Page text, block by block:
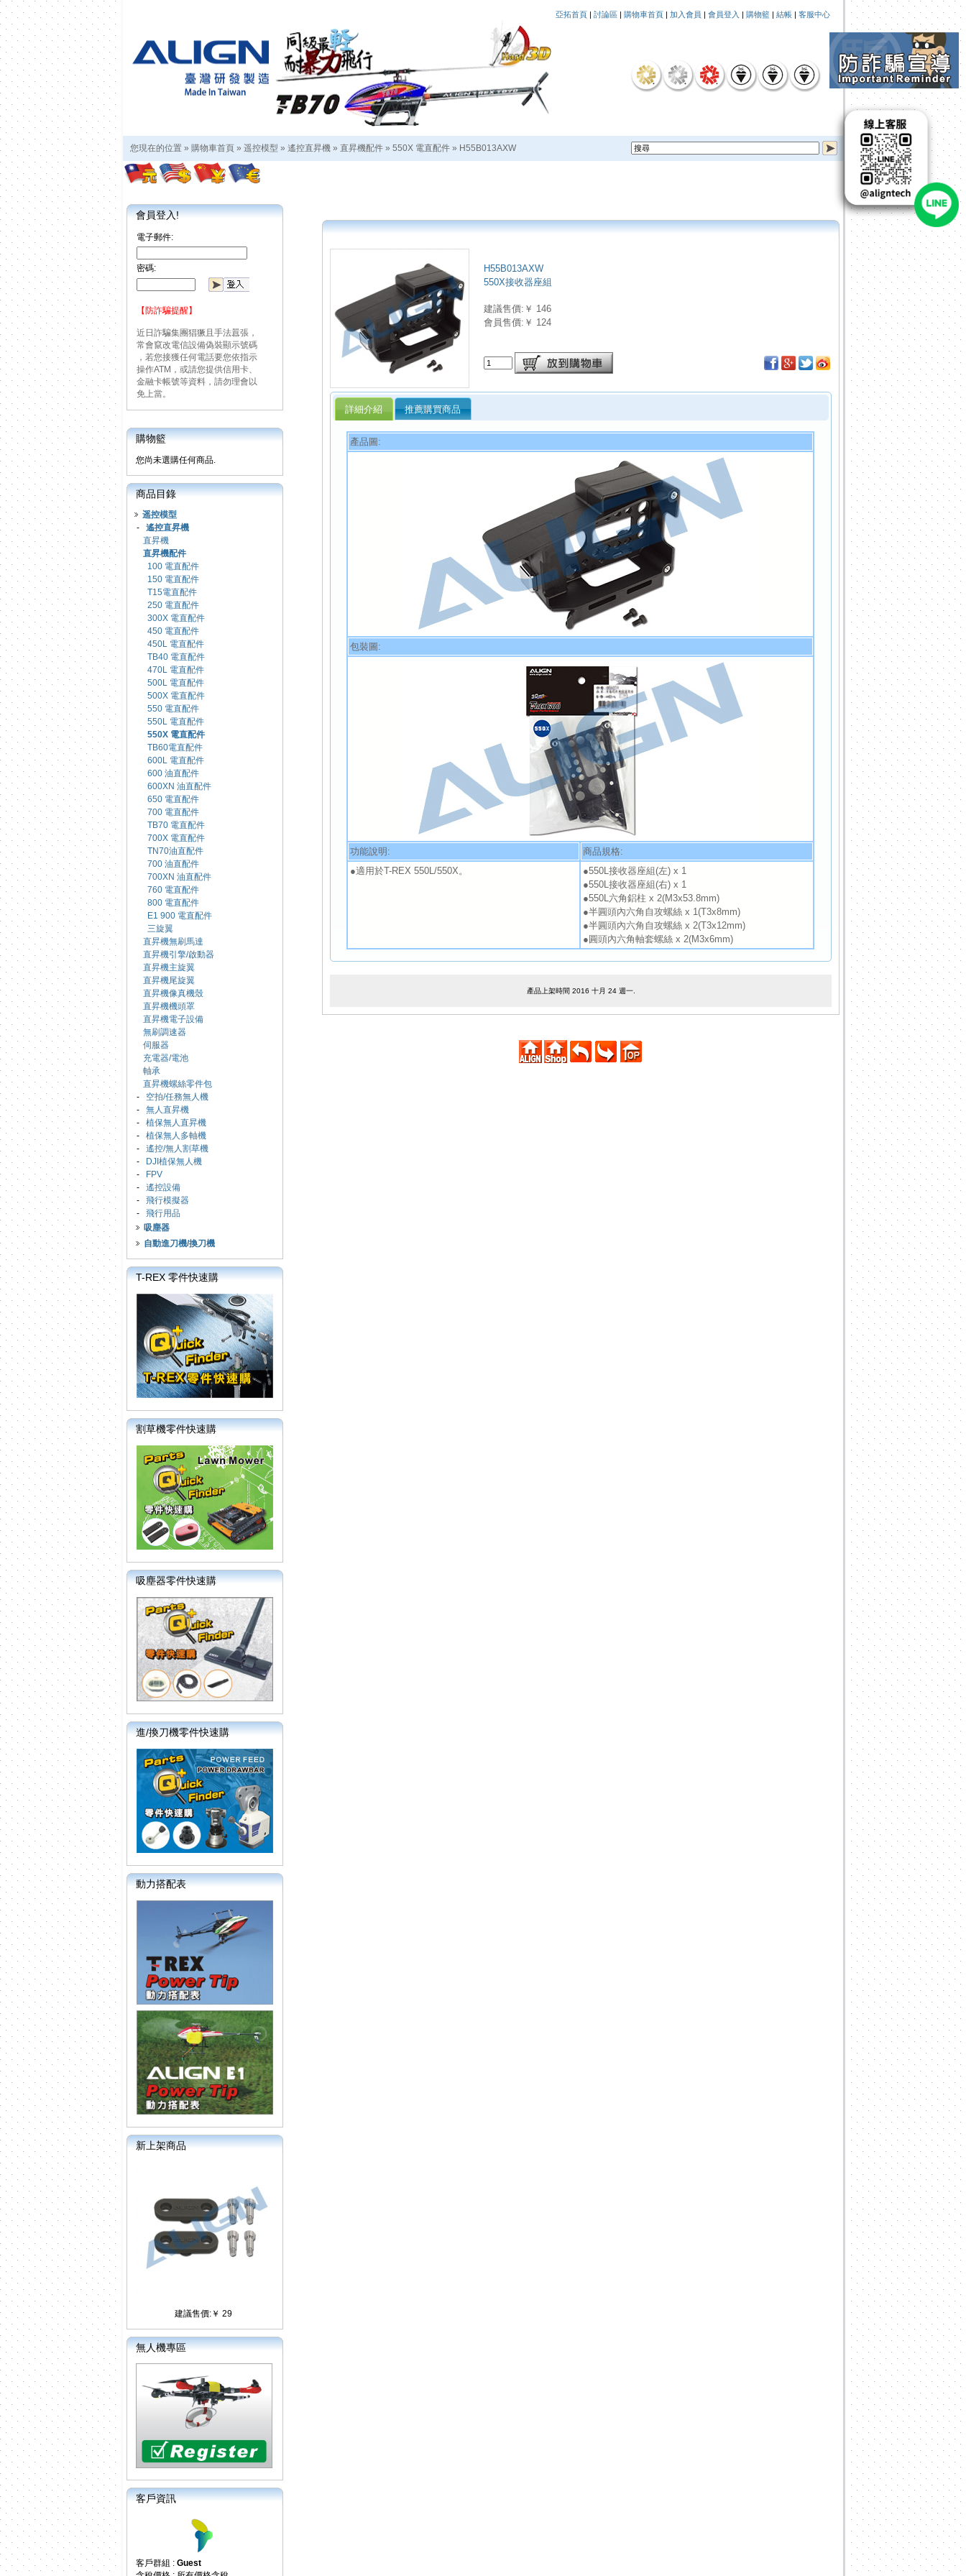
亞拓首頁 | 討論區 | 購物車首頁 | 加入會員 | 會員登入 | 購物籃 | 結帳 | 客服中心
您現在的位置 » 購物車首頁 » 遥控模型 » 遙控直昇機 » 直昇機配件 » 550X 電直配件 » H55B013AXW
會員登入!
電子郵件:
密碼:
【防詐騙提醒】
近日詐騙集團猖獗且手法囂張，
常會竄改電信設備偽裝顯示號碼
，若您接獲任何電話要您依指示
操作ATM，或請您提供信用卡、
金融卡帳號等資料，請勿理會以
免上當。
購物籃
您尚未選購任何商品.
商品目錄
遥控模型
- 遙控直昇機
直昇機
直昇機配件
100 電直配件
150 電直配件
T15電直配件
250 電直配件
300X 電直配件
450 電直配件
450L 電直配件
TB40 電直配件
470L 電直配件
500L 電直配件
500X 電直配件
550 電直配件
550L 電直配件
550X 電直配件
TB60電直配件
600L 電直配件
600 油直配件
600XN 油直配件
650 電直配件
700 電直配件
TB70 電直配件
700X 電直配件
TN70油直配件
700 油直配件
700XN 油直配件
760 電直配件
800 電直配件
E1 900 電直配件
三旋翼
直昇機無刷馬達
直昇機引擎/啟動器
直昇機主旋翼
直昇機尾旋翼
直昇機像真機殼
直昇機機頭罩
直昇機電子設備
無刷調速器
伺服器
充電器/電池
軸承
直昇機螺絲零件包
- 空拍/任務無人機
- 無人直昇機
- 植保無人直昇機
- 植保無人多軸機
- 遙控/無人割草機
-
DJI植保無人機
-
FPV
- 遙控設備
- 飛行模擬器
- 飛行用品
吸塵器
自動進刀機/換刀機
T-REX 零件快速購
割草機零件快速購
吸塵器零件快速購
進/換刀機零件快速購
動力搭配表
新上架商品
建議售價:￥ 29
無人機專區
客戶資訊
客戶群組 : Guest
H55B013AXW
550X接收器座組
建議售價:￥ 146
會員售價:￥ 124
詳細介紹 推薦購買商品
產品圖:
包裝圖:
功能說明:
商品規格:
●適用於T-REX 550L/550X。
●550L接收器座組(左) x 1
●550L接收器座組(右) x 1
●550L六角鋁柱 x 2(M3x53.8mm)
●半圓頭內六角自攻螺絲 x 1(T3x8mm)
●半圓頭內六角自攻螺絲 x 2(T3x12mm)
●圓頭內六角軸套螺絲 x 2(M3x6mm)
產品上架時間 2016 十月 24 週一.